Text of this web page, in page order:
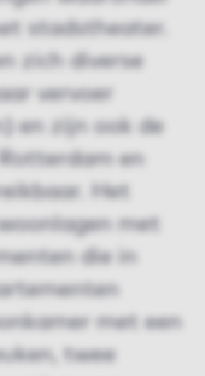
stadstheater.
zich diverse
vervoer
en zijn ook de
en
Het
met
die in
met een
twee